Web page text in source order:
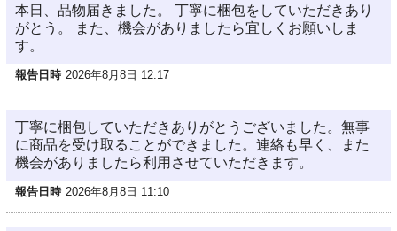
本日、品物届きました。 丁寧に梱包をしていただきあり
がとう。 また、機会がありましたら宜しくお願いしま
す。
報告日時 2026年8月8日 12:17
丁寧に梱包していただきありがとうございました。無事
に商品を受け取ることができました。連絡も早く、また
機会がありましたら利用させていただきます。
報告日時 2026年8月8日 11:10